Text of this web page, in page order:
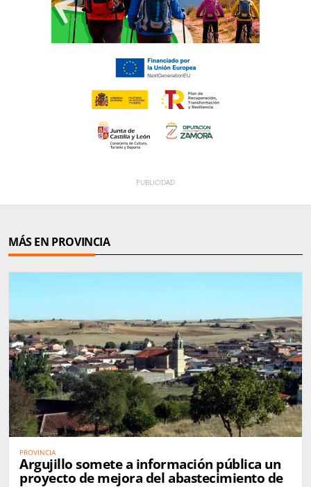
MÁS EN PROVINCIA
PROVINCIA
Argujillo somete a información pública un
proyecto de mejora del abastecimiento de